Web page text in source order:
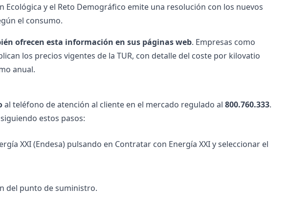
y el Reto Demográfico emite una resolución con los nuevos
el consumo.
ofrecen esta información en sus páginas web. Empresas como
los precios vigentes de la TUR, con detalle del coste por kilovatio
anual.
al teléfono de atención al cliente en el mercado regulado al 800.760.333.
estos pasos:
XXI (Endesa)pulsando en Contratar con Energía XXI y seleccionar el
del punto de suministro.